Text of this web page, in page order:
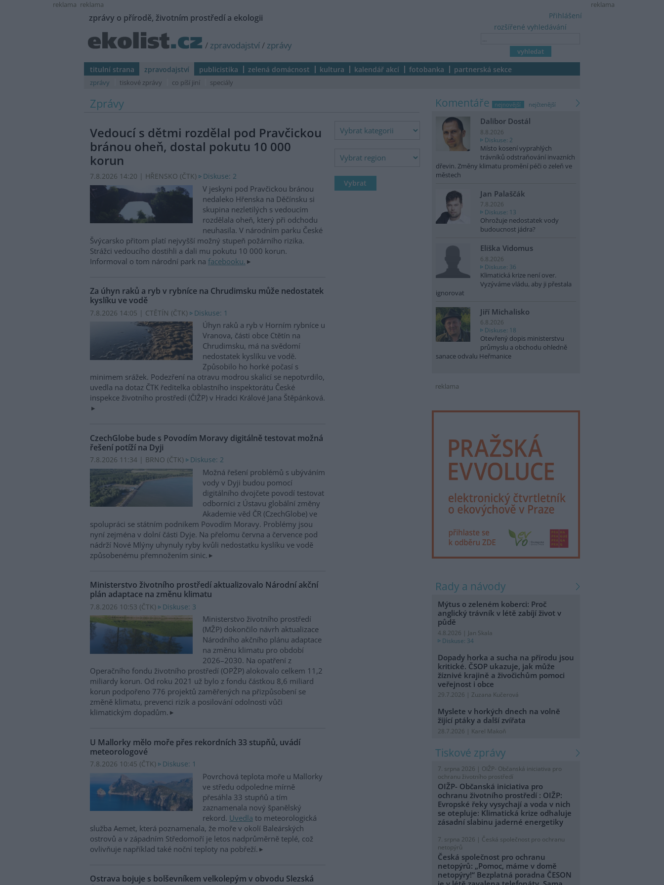
reklama
reklama reklama
zprávy o přírodě, životním prostředí a ekologii
/ zpravodajství/ zprávy
rozšířené vyhledávání
Přihlášení
titulní strana zpravodajství publicistika zelená domácnost kultura kalendář akcí fotobanka partnerská sekce
zprávy tiskové zprávy co píší jiní speciály
Zprávy
Vedoucí s dětmi rozdělal pod Pravčickou
bránou oheň, dostal pokutu 10 000
korun
7.8.2026 14:20 | HŘENSKO (ČTK) Diskuse: 2
V jeskyni pod Pravčickou bránou
nedaleko Hřenska na Děčínsku si
skupina nezletilých s vedoucím
rozdělala oheň, který při odchodu
neuhasila. V národním parku České
Švýcarsko přitom platí nejvyšší možný stupeň požárního rizika.
Strážci vedoucího dostihli a dali mu pokutu 10 000 korun.
Informoval o tom národní park na facebooku.
Za úhyn raků a ryb v rybníce na Chrudimsku může nedostatek
kyslíku ve vodě
7.8.2026 14:05 | CTĚTÍN (ČTK) Diskuse: 1
Úhyn raků a ryb v Horním rybníce u
Vranova, části obce Ctětín na
Chrudimsku, má na svědomí
nedostatek kyslíku ve vodě.
Způsobilo ho horké počasí s
minimem srážek. Podezření na otravu modrou skalicí se nepotvrdilo,
uvedla na dotaz ČTK ředitelka oblastního inspektorátu České
inspekce životního prostředí (ČIŽP) v Hradci Králové Jana Štěpánková.
CzechGlobe bude s Povodím Moravy digitálně testovat možná
řešení potíží na Dyji
7.8.2026 11:34 | BRNO (ČTK) Diskuse: 2
Možná řešení problémů s ubýváním
vody v Dyji budou pomocí
digitálního dvojčete povodí testovat
odborníci z Ústavu globální změny
Akademie věd ČR (CzechGlobe) ve
spolupráci se státním podnikem Povodím Moravy. Problémy jsou
nyní zejména v dolní části Dyje. Na přelomu června a července pod
nádrží Nové Mlýny uhynuly ryby kvůli nedostatku kyslíku ve vodě
způsobenému přemnožením sinic.
Ministerstvo životního prostředí aktualizovalo Národní akční
plán adaptace na změnu klimatu
7.8.2026 10:53 (ČTK) Diskuse: 3
Ministerstvo životního prostředí
(MŽP) dokončilo návrh aktualizace
Národního akčního plánu adaptace
na změnu klimatu pro období
2026–2030. Na opatření z
Operačního fondu životního prostředí (OPŽP) alokovalo celkem 11,2
miliardy korun. Od roku 2021 už bylo z fondu částkou 8,6 miliard
korun podpořeno 776 projektů zaměřených na přizpůsobení se
změně klimatu, prevenci rizik a posilování odolnosti vůči
klimatickým dopadům.
U Mallorky mělo moře přes rekordních 33 stupňů, uvádí
meteorologové
7.8.2026 10:45 (ČTK) Diskuse: 1
Povrchová teplota moře u Mallorky
ve středu odpoledne mírně
přesáhla 33 stupňů a tím
zaznamenala nový španělský
rekord. Uvedla to meteorologická
služba Aemet, která poznamenala, že moře v okolí Baleárských
ostrovů a v západním Středomoří je letos nadprůměrně teplé, což
ovlivňuje například také noční teploty na pobřeží.
Ostrava bojuje s bolševníkem velkolepým v obvodu Slezská
komentáře nejnovější nejčtenější
Dalibor Dostál
8.8.2026
Diskuse: 2
Místo kosení vyprahlých
trávníků odstraňování invazních
dřevin. Změny klimatu promění péči o zeleň ve
městech
Jan Palaščák
7.8.2026
Diskuse: 13
Ohrožuje nedostatek vody
budoucnost jádra?
Eliška Vidomus
6.8.2026
Diskuse: 36
Klimatická krize není over.
Vyzýváme vládu, aby ji přestala
ignorovat
Jiří Michalisko
6.8.2026
Diskuse: 18
Otevřený dopis ministerstvu
průmyslu a obchodu ohledně
sanace odvalu Heřmanice
reklama
rady a návody
Mýtus o zeleném koberci: Proč
anglický trávník v létě zabíjí život v
půdě
4.8.2026 | Jan Skala
Diskuse: 34
Dopady horka a sucha na přírodu jsou
kritické. ČSOP ukazuje, jak může
žíznivé krajině a živočichům pomoci
veřejnost i obce
29.7.2026 | Zuzana Kučerová
Myslete v horkých dnech na volně
žijící ptáky a další zvířata
28.7.2026 | Karel Makoň
tiskové zprávy
7. srpna 2026 | OIŽP- Občanská iniciativa pro
ochranu životního prostředí
OIŽP- Občanská iniciativa pro
ochranu životního prostředí : OIŽP:
Evropské řeky vysychají a voda v nich
se otepluje: Klimatická krize odhaluje
zásadní slabinu jaderné energetiky
7. srpna 2026 | Česká společnost pro ochranu
netopýrů
Česká společnost pro ochranu
netopýrů: „Pomoc, máme v domě
netopýry!“ Bezplatná poradna ČESON